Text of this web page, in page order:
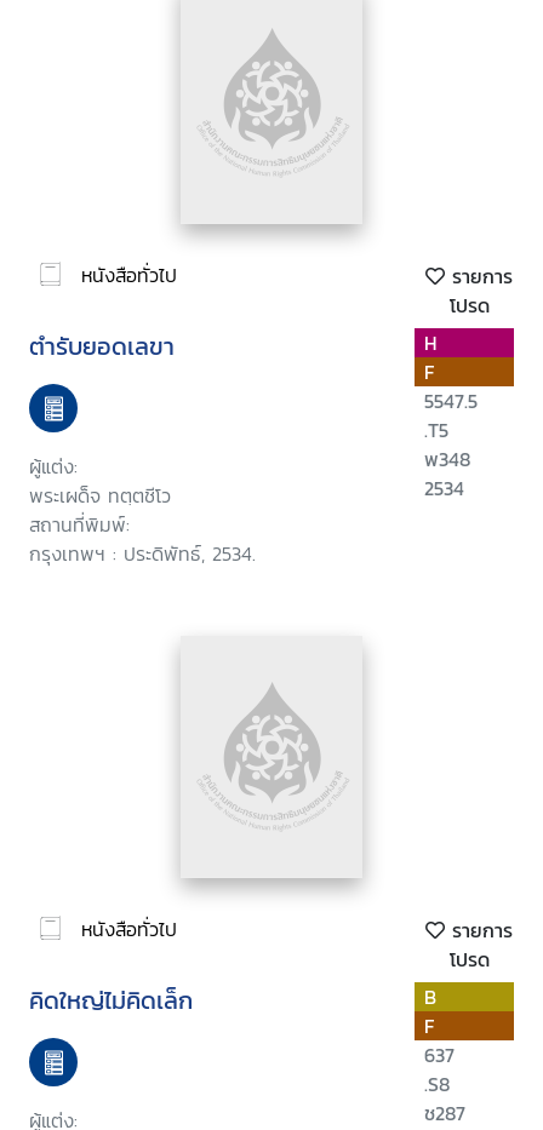
หนังสือทั่วไป
รายการ
โปรด
ตำรับยอดเลขา
ผู้แต่ง:
พระเผด็จ ทตฺตชีโว
สถานที่พิมพ์:
กรุงเทพฯ : ประดิพัทธ์, 2534.
H
F
5547.5
.T5
พ348
2534
หนังสือทั่วไป
รายการ
โปรด
คิดใหญ่ไม่คิดเล็ก
ผู้แต่ง:
B
F
637
.S8
ช287